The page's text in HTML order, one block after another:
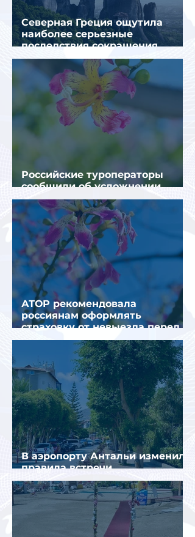
Северная Греция ощутила
наиболее серьезные
последствия сокращения
турпотока из России
Российские туроператоры
сообщили об усложнении
получения виз в Грецию
АТОР рекомендовала
россиянам оформлять
страховку от невыезда перед
поездкой в Грецию
В аэропорту Антальи изменили
правила встречи
организованных туристов